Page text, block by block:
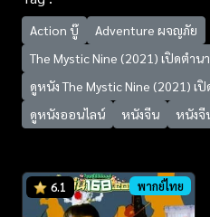
Action บู๊
Adventure ผจญภัย
The Mystic Nine (2021) เปิดตําน
ดูหนัง The Mystic Nine (2021) เ
ดูหนังออนไลน์
หนังจีน หนังจี
6.1 พากย์ไทย